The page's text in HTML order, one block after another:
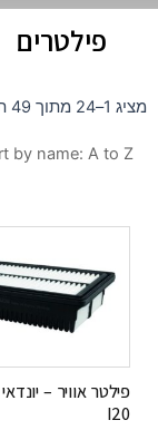
פילטרים
מציג 1–24 מתוך 49 תוצאות
I20